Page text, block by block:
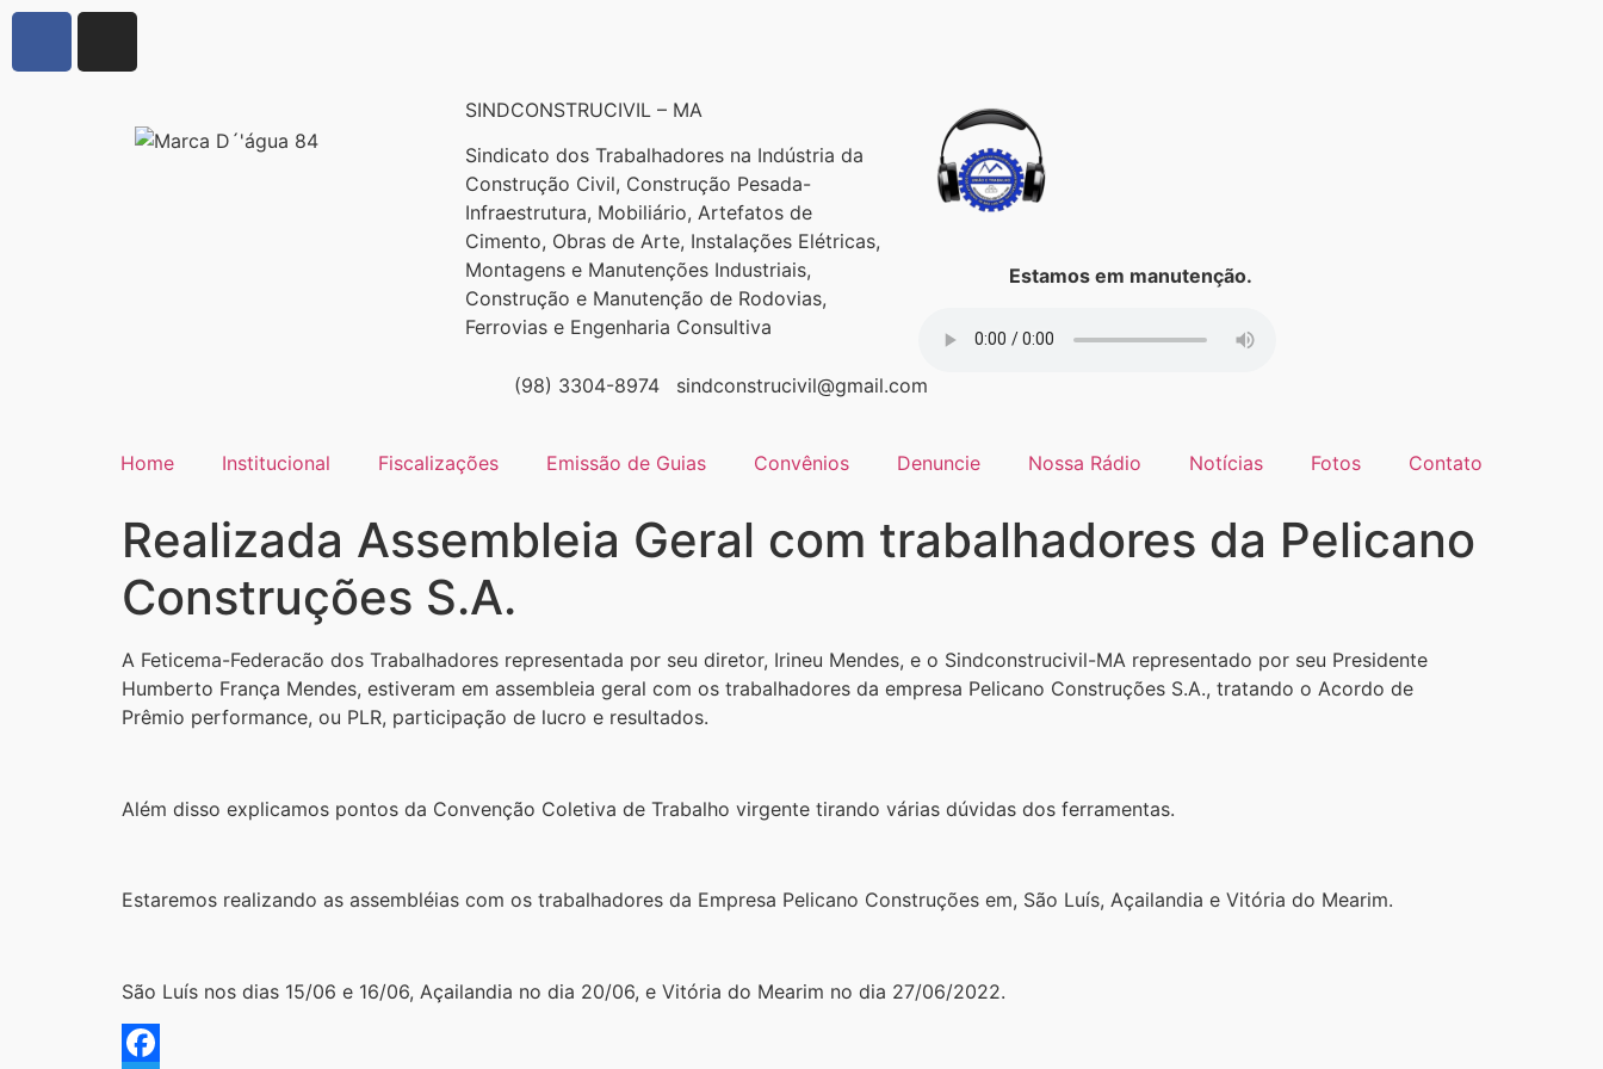
SINDCONSTRUCIVIL – MA
Sindicato dos Trabalhadores na Indústria da
Construção Civil, Construção Pesada-
Infraestrutura, Mobiliário, Artefatos de
Cimento, Obras de Arte, Instalações Elétricas,
Montagens e Manutenções Industriais,
Construção e Manutenção de Rodovias,
Ferrovias e Engenharia Consultiva
(98) 3304-8974 sindconstrucivil@gmail.com
Estamos em manutenção.
Home Institucional Fiscalizações Emissão de Guias Convênios Denuncie Nossa Rádio Notícias Fotos Contato
Realizada Assembleia Geral com trabalhadores da Pelicano
Construções S.A.
A Feticema-Federacão dos Trabalhadores representada por seu diretor, Irineu Mendes, e o Sindconstrucivil-MA representado por seu Presidente
Humberto França Mendes, estiveram em assembleia geral com os trabalhadores da empresa Pelicano Construções S.A., tratando o Acordo de
Prêmio performance, ou PLR, participação de lucro e resultados.
Além disso explicamos pontos da Convenção Coletiva de Trabalho virgente tirando várias dúvidas dos ferramentas.
Estaremos realizando as assembléias com os trabalhadores da Empresa Pelicano Construções em, São Luís, Açailandia e Vitória do Mearim.
São Luís nos dias 15/06 e 16/06, Açailandia no dia 20/06, e Vitória do Mearim no dia 27/06/2022.